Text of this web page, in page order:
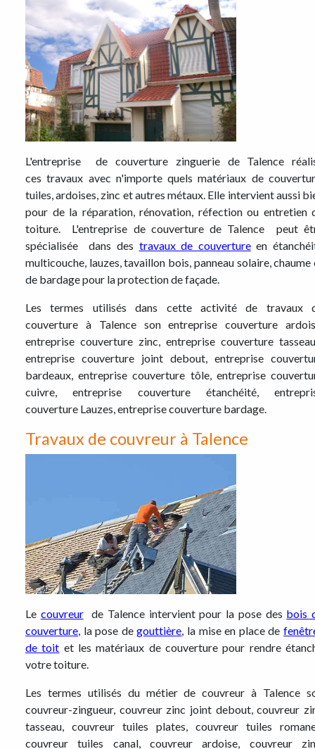
L'entreprise de couverture zinguerie de Talence
ces travaux avec n'importe quels matériaux de
tuiles, ardoises, zinc et autres métaux. Elle intervient aussi
pour de la réparation, rénovation, réfection ou entretien
toiture. L'entreprise de couverture de Talence peut
spécialisée dans des travaux de couvertureen
multicouche, lauzes, tavaillon bois, panneau solaire, chaume
de bardage pour la protection de façade.
Les termes utilisés dans cette activité de travaux
couverture à Talence son entreprise couverture
entreprise couverture zinc, entreprise couverture
entreprise couverture joint debout, entreprise
bardeaux, entreprise couverture tôle, entreprise
cuivre, entreprise couverture étanchéité,
couverture Lauzes, entreprise couverture bardage.
Travaux de couvreur à Talence
Le couvreurde Talence intervient pour la pose des bois
couverture, la pose degouttière, la mise en place de
de toit et les matériaux de couverture pour rendre
votre toiture.
Les termes utilisés du métier de couvreur à Talence
couvreur-zingueur, couvreur zinc joint debout, couvreur
tasseau, couvreur tuiles plates, couvreur tuiles
couvreur tuiles canal, couvreur ardoise, couvreur